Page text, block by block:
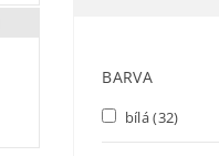
BARVA
bílá(32)